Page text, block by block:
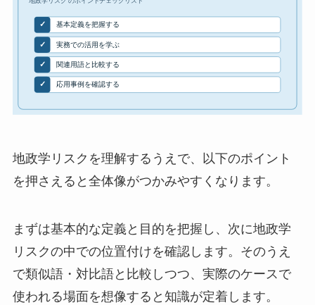
地政学リスクを理解するうえで、以下のポイント
を押さえると全体像がつかみやすくなります。
まずは基本的な定義と目的を把握し、次に地政学
リスクの中での位置付けを確認します。そのうえ
で類似語・対比語と比較しつつ、実際のケースで
使われる場面を想像すると知識が定着します。